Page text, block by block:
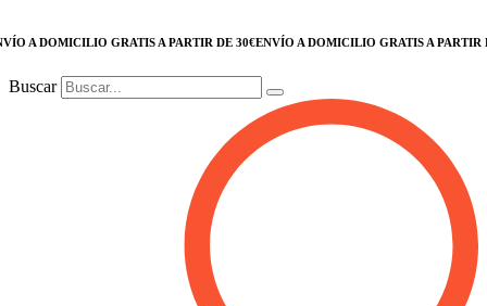
DOMICILIO GRATIS A PARTIR DE 30€ENVÍO A DOMICILIO GRATIS A PARTIR DE 30€
Buscar